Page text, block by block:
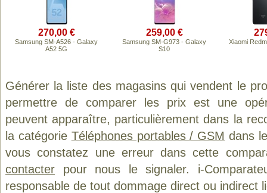
270,00 €
Samsung SM-A526 - Galaxy
A52 5G
259,00 €
Samsung SM-G973 - Galaxy
S10
Xiaomi
Générer la liste des magasins qui vendent le
permettre de comparer les prix est une
peuvent apparaître, particulièrement dans la
la catégorie Téléphones portables / GSM dans
vous constatez une erreur dans cette
contacter pour nous le signaler. i-
responsable de tout dommage direct ou indirect